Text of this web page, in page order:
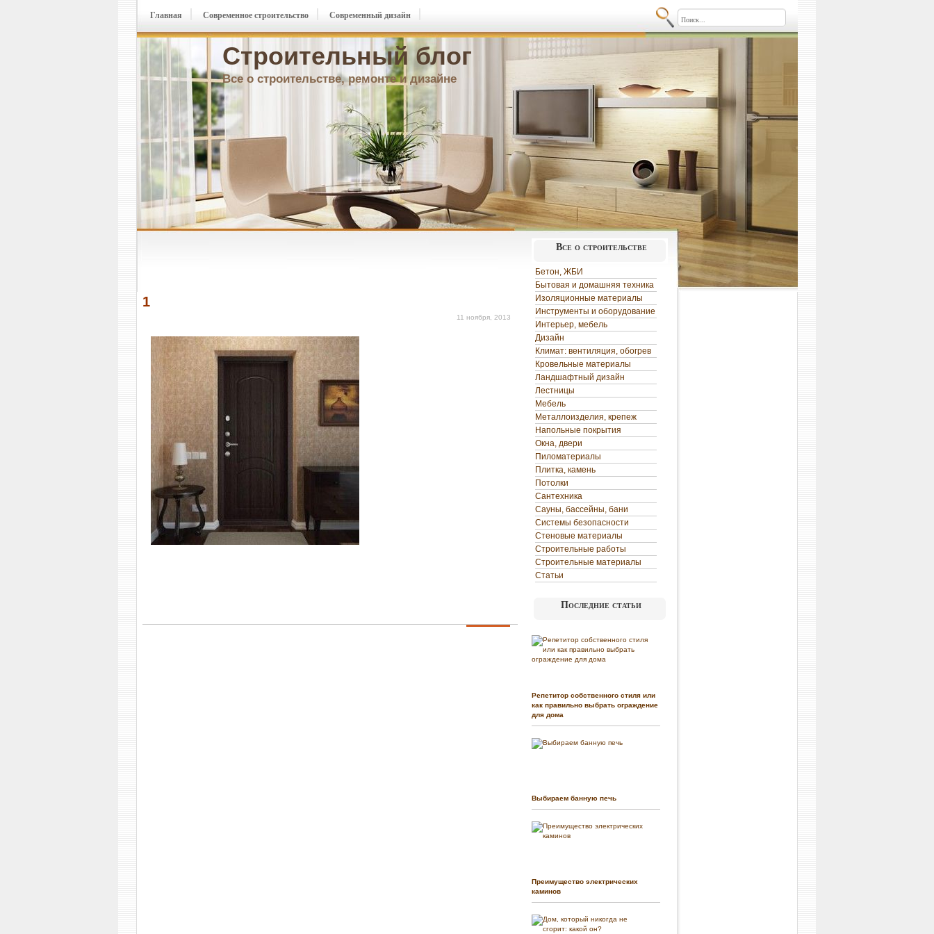
Строительный блог
Все о строительстве, ремонте и дизайне
Главная Современное строительство Современный дизайн
1
11 ноября, 2013
Все о строительстве
Бетон, ЖБИ
Бытовая и домашняя техника
Изоляционные материалы
Инструменты и оборудование
Интерьер, мебель
Дизайн
Климат: вентиляция, обогрев
Кровельные материалы
Ландшафтный дизайн
Лестницы
Мебель
Металлоизделия, крепеж
Напольные покрытия
Окна, двери
Пиломатериалы
Плитка, камень
Потолки
Сантехника
Сауны, бассейны, бани
Системы безопасности
Стеновые материалы
Строительные работы
Строительные материалы
Статьи
Последние статьи
Репетитор собственного стиля или
как правильно выбрать ограждение
для дома
Выбираем банную печь
Преимущество электрических
каминов